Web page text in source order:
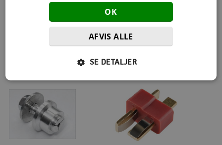
Solenergi
Værktøj, udstyr og tilbehør
Flere så også med
OK
AFVIS ALLE
SE DETALJER